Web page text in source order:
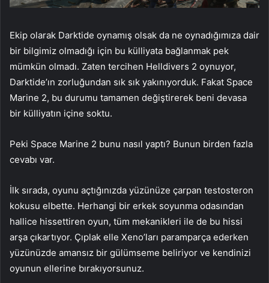
Ekip olarak Darktide oynamış olsak da ne oynadığımıza dair
bir bilgimiz olmadığı için bu külliyata bağlanmak pek
mümkün olmadı. Zaten tercihen Helldivers 2 oynuyor,
Darktide’ın zorluğundan sık sık yakınıyorduk. Fakat Space
Marine 2, bu durumu tamamen değiştirerek beni devasa
bir külliyatın içine soktu.
Peki Space Marine 2 bunu nasıl yaptı? Bunun birden fazla
cevabı var.
İlk sırada, oyunu açtığınızda yüzünüze çarpan testosteron
kokusu elbette. Herhangi bir erkek soyunma odasından
hallice hissettiren oyun, tüm mekanikleri ile de bu hissi
arşa çıkartıyor. Çıplak elle Xeno’ları paramparça ederken
yüzünüzde amansız bir gülümseme beliriyor ve kendinizi
oyunun ellerine bırakıyorsunuz.